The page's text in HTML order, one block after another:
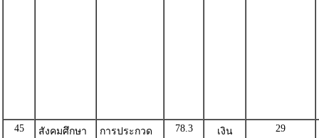
45
สังคมศึกษา
การประกวด
78.3 เงิน 29